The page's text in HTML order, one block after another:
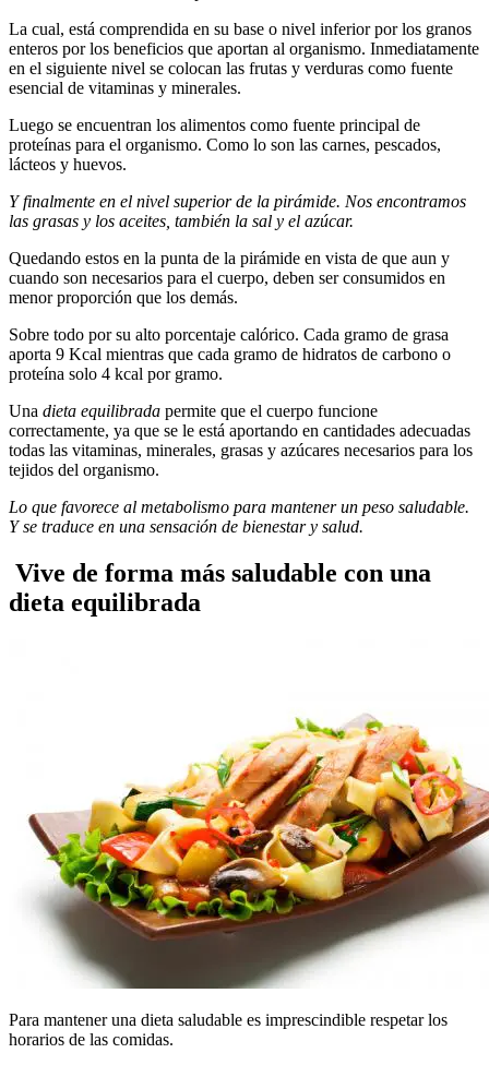
La cual, está comprendida en su base o nivel inferior por los granos
enteros por los beneficios que aportan al organismo. Inmediatamente
en el siguiente nivel se colocan las frutas y verduras como fuente
esencial de vitaminas y minerales.
Luego se encuentran los alimentos como fuente principal de
proteínas para el organismo. Como lo son las carnes, pescados,
lácteos y huevos.
Y finalmente en el nivel superior de la pirámide. Nos encontramos
las grasas y los aceites, también la sal y el azúcar.
Quedando estos en la punta de la pirámide en vista de que aun y
cuando son necesarios para el cuerpo, deben ser consumidos en
menor proporción que los demás.
Sobre todo por su alto porcentaje calórico. Cada gramo de grasa
aporta 9 Kcal mientras que cada gramo de hidratos de carbono o
proteína solo 4 kcal por gramo.
Una dieta equilibrada permite que el cuerpo funcione
correctamente, ya que se le está aportando en cantidades adecuadas
todas las vitaminas, minerales, grasas y azúcares necesarios para los
tejidos del organismo.
Lo que favorece al metabolismo para mantener un peso saludable.
Y se traduce en una sensación de bienestar y salud.
Vive de forma más saludable con una
dieta equilibrada
Para mantener una dieta saludable es imprescindible respetar los
horarios de las comidas.